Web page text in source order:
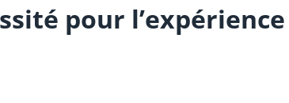
pour l’expérience